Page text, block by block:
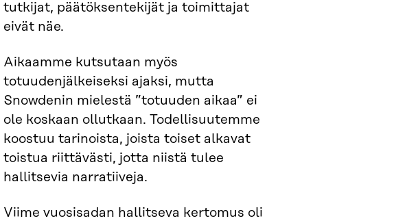
tutkijat, päätöksentekijät ja toimittajat
eivät näe.
Aikaamme kutsutaan myös
totuudenjälkeiseksi ajaksi, mutta
Snowdenin mielestä ”totuuden aikaa” ei
ole koskaan ollutkaan. Todellisuutemme
koostuu tarinoista, joista toiset alkavat
toistua riittävästi, jotta niistä tulee
hallitsevia narratiiveja.
Viime vuosisadan hallitseva kertomus oli